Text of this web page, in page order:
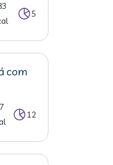
5
com
12